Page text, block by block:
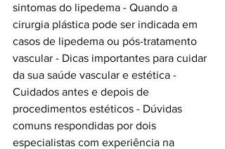
sintomas do lipedema - Quando a
cirurgia plástica pode ser indicada em
casos de lipedema ou pós-tratamento
vascular - Dicas importantes para cuidar
da sua saúde vascular e estética -
Cuidados antes e depois de
procedimentos estéticos - Dúvidas
comuns respondidas por dois
especialistas com experiência na